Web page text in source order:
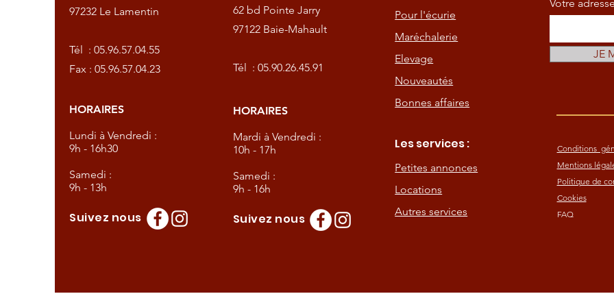
97232 Le Lamentin
Tél :05.96.57.04.55
Fax : 05.96.57.04.23
HORAIRES
Lundi à Vendredi :
9h - 16h30
Samedi :
9h - 13h
Suivez nous
62 bd Pointe Jarry
97122 Baie-Mahault
Tél : 05.90.26.45.91
HORAIRES
Mardi à Vendredi :
10h - 17h
Samedi :
9h - 16h
Suivez nous
Pour l'écurie
Maréchalerie
Elevage
Nouveautés
Bonnes affaires
Les services :
Petites annonces
Locations
Autres services
Votre
JE
Conditions
Mentions
Politique de
Cookies
FAQ